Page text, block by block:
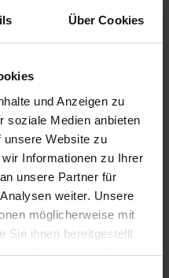
Über Cookies
und Anzeigen zu
soziale Medien anbieten
unsere Website zu
Informationen zu Ihrer
unsere Partner für
weiter. Unsere
möglicherweise mit
Sie ihnen bereitgestellt
Ihrer Nutzung der Dienste